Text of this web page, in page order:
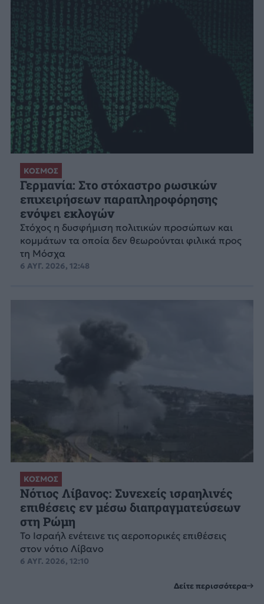
ΚΟΣΜΟΣ
Γερμανία: Στο στόχαστρο ρωσικών
επιχειρήσεων παραπληροφόρησης
ενόψει εκλογών
Στόχος η δυσφήμιση πολιτικών προσώπων και
κομμάτων τα οποία δεν θεωρούνται φιλικά προς
τη Μόσχα
6 ΑΥΓ. 2026, 12:48
ΚΟΣΜΟΣ
Νότιος Λίβανος: Συνεχείς ισραηλινές
επιθέσεις εν μέσω διαπραγματεύσεων
στη Ρώμη
Το Ισραήλ ενέτεινε τις αεροπορικές επιθέσεις
στον νότιο Λίβανο
6 ΑΥΓ. 2026, 12:10
Δείτε περισσότερα